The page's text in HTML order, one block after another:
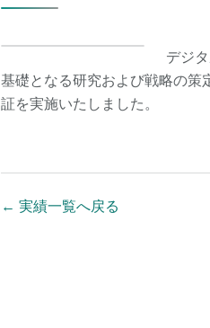
デジ
基礎となる研究および戦略の
証を実施いたしました。
← 実績一覧へ戻る